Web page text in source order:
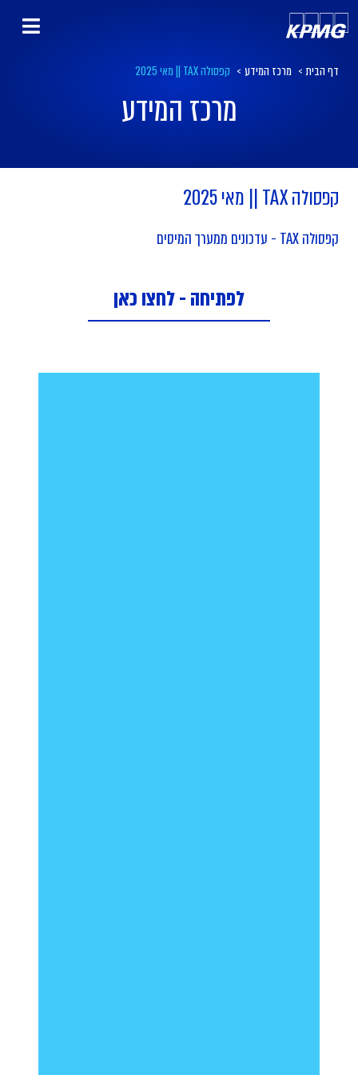
דף הבית > מרכז המידע > קפסולה TAX || מאי 2025
מרכז המידע
קפסולה TAX || מאי 2025
קפסולה TAX - עדכונים ממערך המיסים
לפתיחה - לחצו כאן